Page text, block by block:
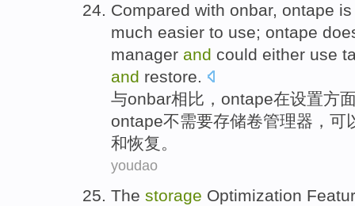
Compared with onbar, ontape
much easier to use; ontape
manager and could either use
and restore.
与onbar相比 ， ontape在设置方
ontape不需要存储卷管理器 ， 可
和恢复。
youdao
The storage Optimization